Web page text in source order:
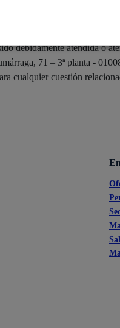
Calendario
o presencial ante el
debidamente atendida o
71 – 3ª planta -
cualquier cuestión